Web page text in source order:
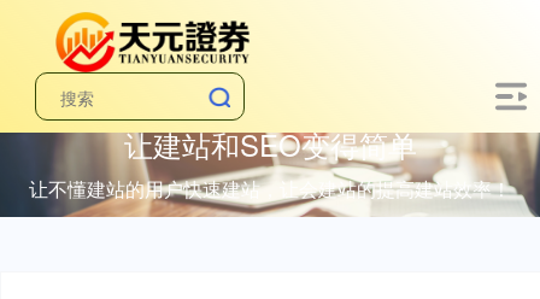
让建站和SEO变得简单
让不懂建站的用户快速建站，让会建站的提高建站效率！